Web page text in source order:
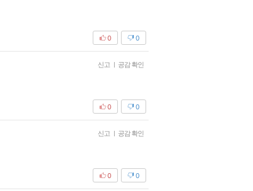
0
0
신고 | 공감 확인
0
0
신고 | 공감 확인
0
0